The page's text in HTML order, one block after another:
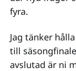
fyra.
Jag tänker
till
avslutad är ni